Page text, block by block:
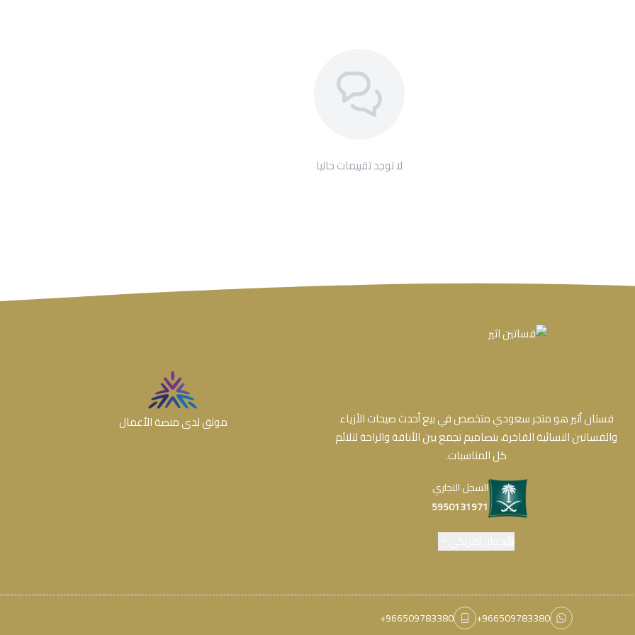
لا توجد تقييمات حاليا
فستان أثير هو متجر سعودي متخصص في بيع أحدث صيحات الأزياء
والفساتين النسائية الفاخرة، بتصاميم تجمع بين الأناقة والراحة لتلائم
كل المناسبات.
السجل التجاري
5950131971
موثق لدى منصة الأعمال
+966509783380
+966509783380